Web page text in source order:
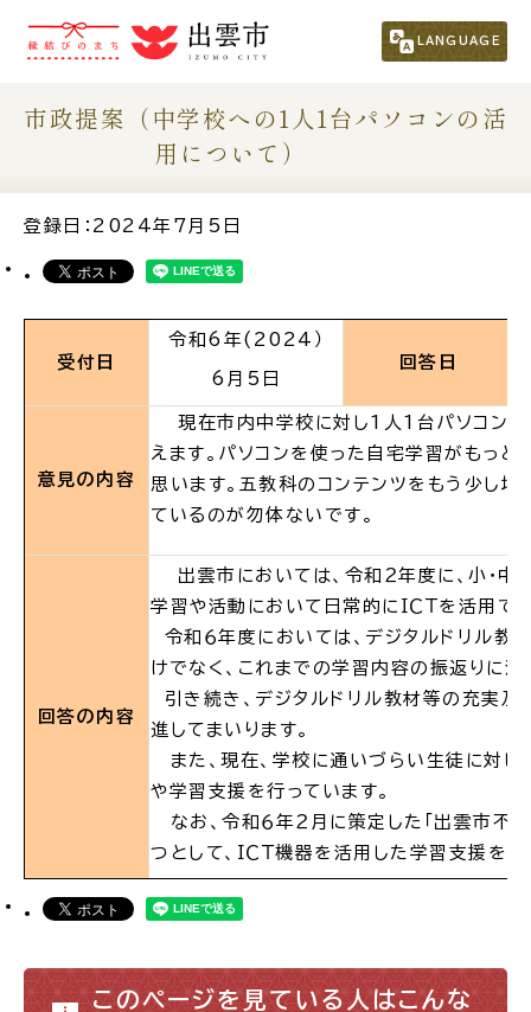
LANGUAGE
市民の方 （くらし・行政・議会）
事業者の方
For Foreigners
外国人の方へ
新着情報一覧
ふるさと納税
場面から探す
子育て
入園・入学
市政提案（中学校への1人1台パソコンの活
用について）
登録日：2024年7月5日
受付日
令和6年(2024）
6 月5 日
回答日
意見の内容
現在市内中学校に対し1人1台パソコンの
えます。パソコンを使った自宅学習がもっ
思います。五教科のコンテンツをもう少し
ているのが勿体ないです。
回答の内容
出雲市においては、令和２年度に、小・中
学習や活動において日常的にＩＣＴを活用で
令和６年度においては、デジタルドリル教材
けでなく、これまでの学習内容の振返りに活
引き続き、デジタルドリル教材等の充実及
進してまいります。
また、現在、学校に通いづらい生徒に対し
や学習支援を行っています。
なお、令和６年２月に策定した「出雲市不
つとして、ＩＣＴ機器を活用した学習支援を
このページを見ている人はこんな